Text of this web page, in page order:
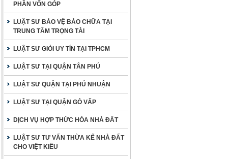
PHẦN VỐN GÓP
LUẬT SƯ BẢO VỆ BÀO CHỮA TẠI
TRUNG TÂM TRỌNG TÀI
LUẬT SƯ GIỎI UY TÍN TẠI TPHCM
LUẬT SƯ TẠI QUẬN TÂN PHÚ
LUẬT SƯ QUẬN TẠI PHÚ NHUẬN
LUẬT SƯ TẠI QUẬN GÒ VẤP
DỊCH VỤ HỢP THỨC HÓA NHÀ ĐẤT
LUẬT SƯ TƯ VẤN THỪA KẾ NHÀ ĐẤT
CHO VIỆT KIỀU